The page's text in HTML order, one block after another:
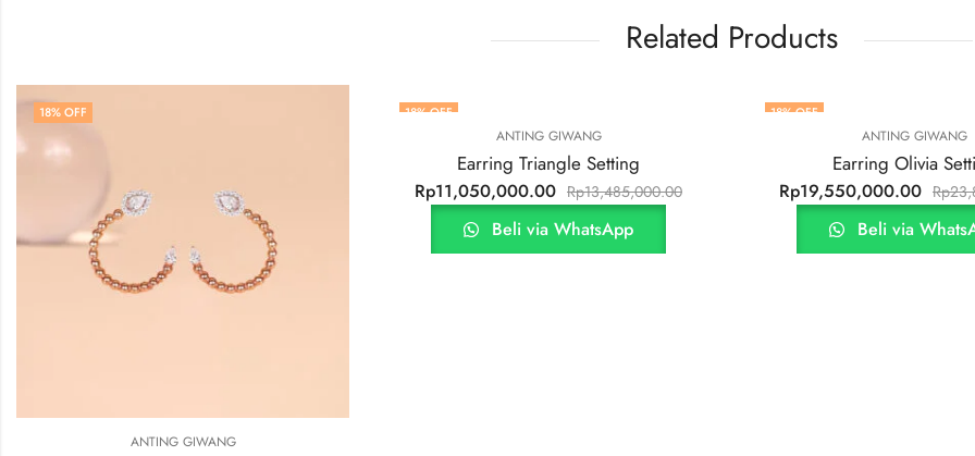
Related Products
11,050,000.00 13,485,000.00
Beli via WhatsApp
Earring Olivia Setting
Rp19,550,000.00 Rp 23,870,000.00
Beli via WhatsApp